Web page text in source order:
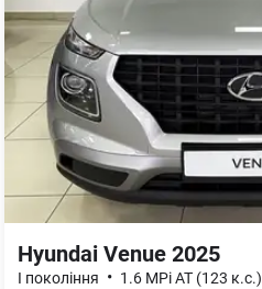
Hyundai Venue 2025
I покоління • 1.6 MPi AT (123 к.с.)